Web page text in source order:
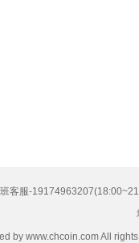
客服-
by www.chcoin.com All